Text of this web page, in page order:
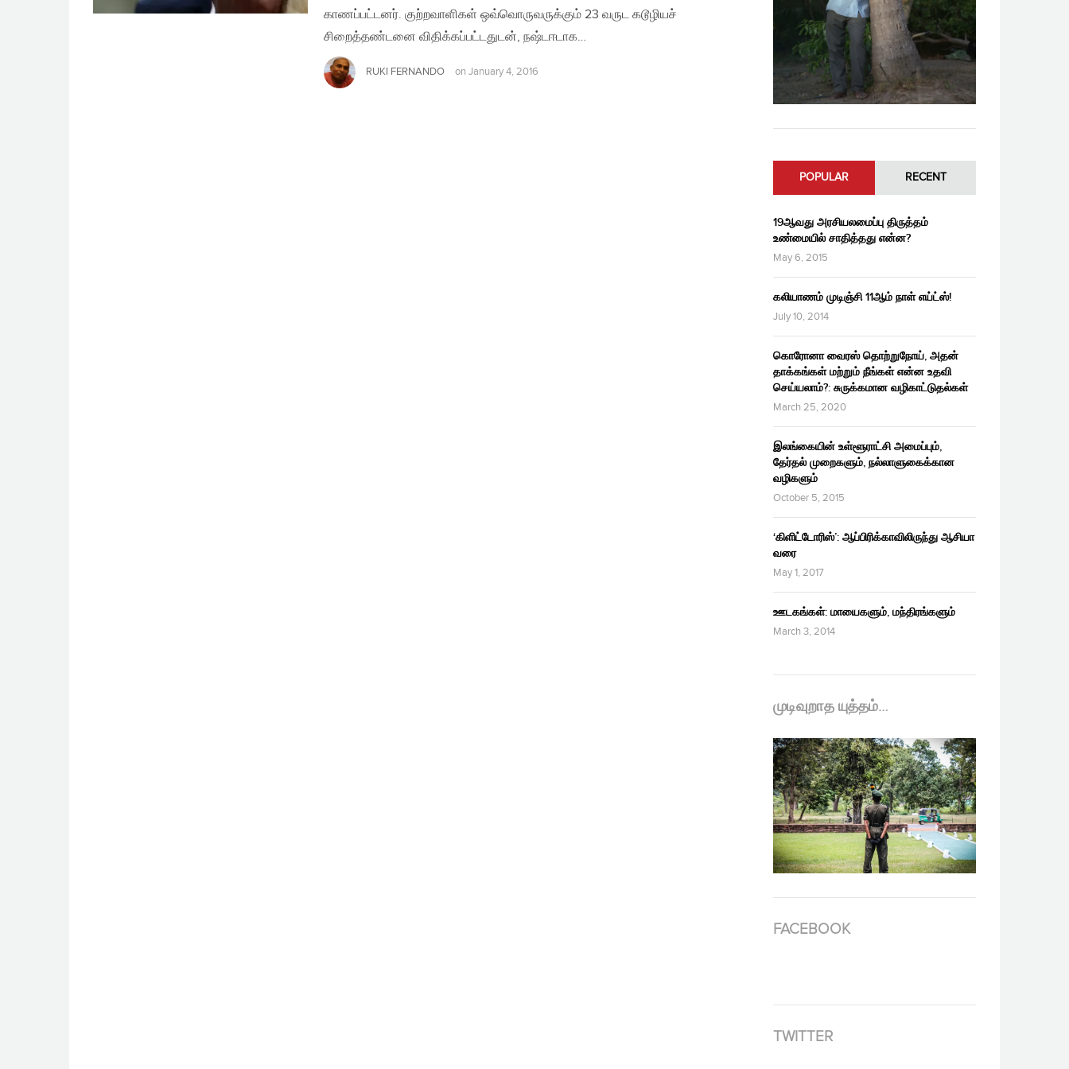
காணப்பட்டனர். குற்றவாளிகள் ஒவ்வொருவருக்கும் 23 வருட கடூழியச்
சிறைத்தண்டனை விதிக்கப்பட்டதுடன், நஷ்டஈடாக…
RUKI FERNANDO on January 4, 2016
POPULAR RECENT
19ஆவது அரசியலமைப்பு திருத்தம்
உண்மையில் சாதித்தது என்ன?
May 6, 2015
கலியாணம் முடிஞ்சி 11ஆம் நாள் எய்ட்ஸ்!
July 10, 2014
கொரோனா வைரஸ் தொற்றுநோய், அதன்
தாக்கங்கள் மற்றும் நீங்கள் என்ன உதவி
செய்யலாம்?: சுருக்கமான வழிகாட்டுதல்கள்
March 25, 2020
இலங்கையின் உள்ளூராட்சி அமைப்பும்,
தேர்தல் முறைகளும், நல்லாளுகைக்கான
வழிகளும்
October 5, 2015
‘கிளிட்டோரிஸ்’: ஆப்பிரிக்காவிலிருந்து ஆசியா
வரை
May 1, 2017
ஊடகங்கள்: மாயைகளும், மந்திரங்களும்
March 3, 2014
முடிவுறாத யுத்தம்…
FACEBOOK
TWITTER